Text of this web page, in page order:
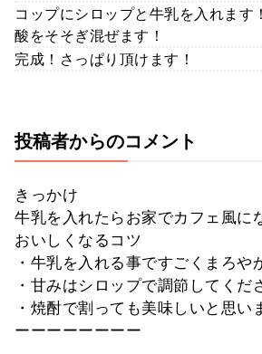
コップにシロップと牛乳を入れます
酸をそそぎ混ぜます！
完成！さっぱり頂けます！
投稿者からのコメント
きっかけ
牛乳を入れたらお家でカフェ風に
おいしくなるコツ
・牛乳を入れる事ですごくまろや
・甘みはシロップで調節してくだ
・焼酎で割っても美味しいと思い
ーーーーーーーー